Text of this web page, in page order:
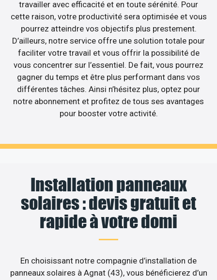
travailler avec efficacité et en toute sérénité. Pour
cette raison, votre productivité sera optimisée et vous
pourrez atteindre vos objectifs plus prestement.
D’ailleurs, notre service offre une solution totale pour
faciliter votre travail et vous offrir la possibilité de
vous concentrer sur l’essentiel. De fait, vous pourrez
gagner du temps et être plus performant dans vos
différentes tâches. Ainsi n’hésitez plus, optez pour
notre abonnement et profitez de tous ses avantages
pour booster votre activité.
Installation panneaux
solaires : devis gratuit et
rapide à votre domi
En choisissant notre compagnie d’installation de
panneaux solaires à Agnat (43), vous bénéficierez d’un